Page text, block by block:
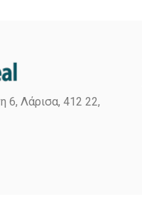
6, Λάρισα, 412 22,